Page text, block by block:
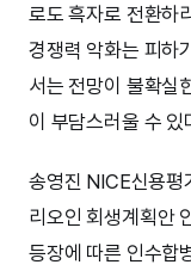
로도 흑자로 전환하
경쟁력 악화는 피하
서는 전망이 불확실
이 부담스러울 수 있
송영진 NICE신용평
리오인 회생계획안
등장에 따른 인수합